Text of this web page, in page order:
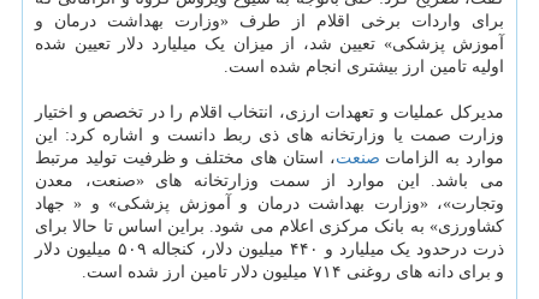
برای واردات برخی اقلام از طرف «وزارت بهداشت درمان و
آموزش پزشکی» تعیین شد، از میزان یک میلیارد دلار تعیین شده
اولیه تامین ارز بیشتری انجام شده است.
مدیرکل عملیات و تعهدات ارزی، انتخاب اقلام را در تخصص و اختیار
وزارت صمت یا وزارتخانه های ذی ربط دانست و اشاره کرد: این
موارد به الزامات صنعت، استان های مختلف و ظرفیت تولید مرتبط
می باشد. این موارد از سمت وزارتخانه های «صنعت، معدن
وتجارت»، «وزارت بهداشت درمان و آموزش پزشکی» و « جهاد
کشاورزی» به بانک مرکزی اعلام می شود. براین اساس تا حالا برای
ذرت درحدود یک میلیارد و ۴۴۰ میلیون دلار، کنجاله ۵۰۹ میلیون دلار
و برای دانه های روغنی ۷۱۴ میلیون دلار تامین ارز شده است.